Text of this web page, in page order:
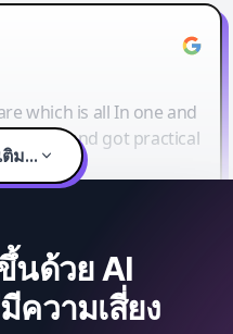
which is all In one and
and got practical
ม...
นด้วย AI
ความเสี่ยง